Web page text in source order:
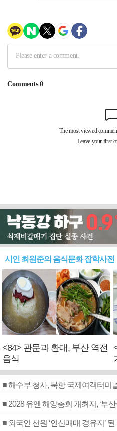
시인 최원준의 음식문화 잡학사전
<84> 관문과 환대, 부산 역전
음식
■ 해수부 청사, 북항 국제여객터미
■ 2028 유엔 해양총회 개최지, ‘부
■ 외국인 선원 ‘인신매매 경유지’